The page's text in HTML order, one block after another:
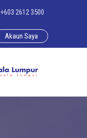
+603 2612 3500
Akaun Saya